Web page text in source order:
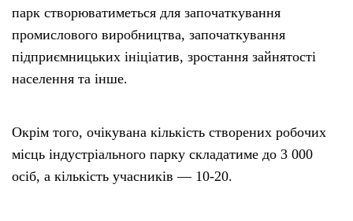
парк створюватиметься для започаткування
промислового виробництва, започаткування
підприємницьких ініціатив, зростання зайнятості
населення та інше.
Окрім того, очікувана кількість створених робочих
місць індустріального парку складатиме до 3 000
осіб, а кількість учасників — 10-20.